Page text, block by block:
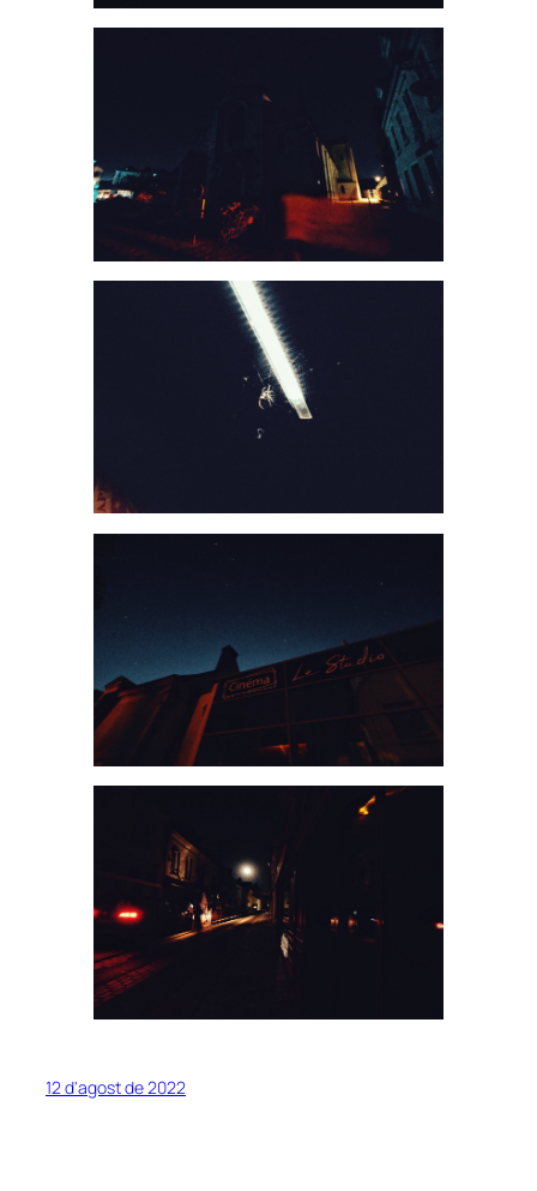
12 d'agost de 2022